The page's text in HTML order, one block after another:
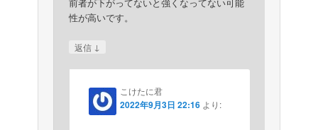
性が高いです。
返信 ↓
こけたに君
2022年9月3日 22:16 より: